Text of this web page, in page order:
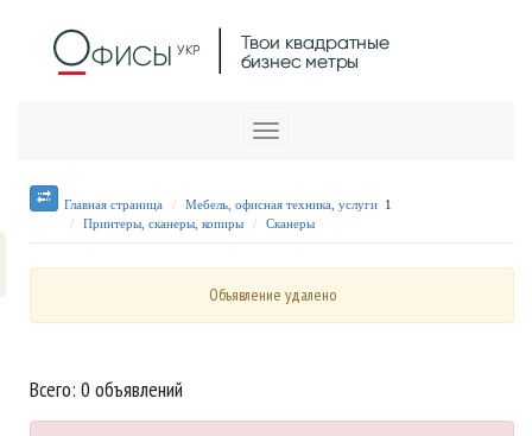
Меню
Главная страница Мебель, офисная техника, услуги 1
Принтеры, сканеры, копиры
Сканеры
Объявление удалено
Всего: 0 объявлений